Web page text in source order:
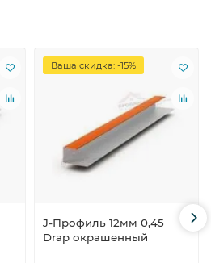
Ваша скидка: -15%
J-Профиль 12мм 0,45
Drap окрашенный